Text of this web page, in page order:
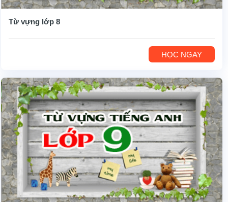
Từ vựng lớp 8
HỌC NGAY